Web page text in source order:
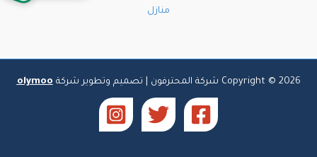
منازل
Copyright © 2026 شركة المحترفون | تصميم وتطوير شركة olymoo